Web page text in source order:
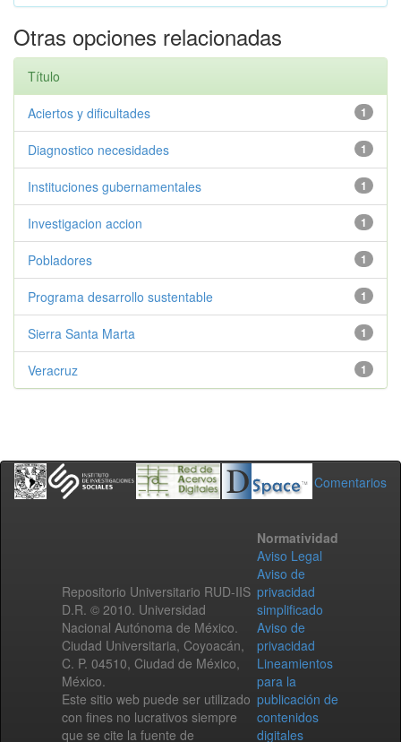
Otras opciones relacionadas
Título
1
Aciertos y dificultades
1
Diagnostico necesidades
1
Instituciones gubernamentales
1
Investigacion accion
1
Pobladores
1
Programa desarrollo sustentable
1
Sierra Santa Marta
1
Veracruz
Comentarios
Repositorio Universitario RUD-IIS
D.R. © 2010. Universidad
Nacional Autónoma de México.
Ciudad Universitaria, Coyoacán,
C. P. 04510, Ciudad de México,
México.
Este sitio web puede ser utilizado
con fines no lucrativos siempre
que se cite la fuente de
Normatividad
Aviso Legal
Aviso de
privacidad
simplificado
Aviso de
privacidad
Lineamientos
para la
publicación de
contenidos
digitales